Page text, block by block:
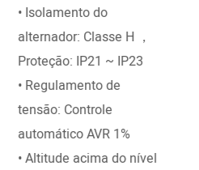
• Isolamento do
alternador: Classe H ，
Proteção: IP21 ~ IP23
• Regulamento de
tensão: Controle
automático AVR 1%
• Altitude acima do nível